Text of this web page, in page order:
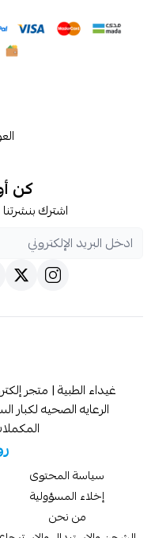
كن
اشترك
غيداء الطبية | متجر
الرعايه الصحيه
سياسة المحتوى
إخلاء المسؤولية
من نحن